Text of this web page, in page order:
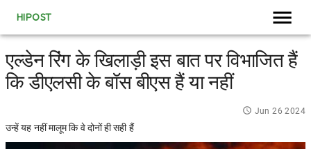
HIPOST
एल्डेन रिंग के खिलाड़ी इस बात पर विभाजित हैं
कि डीएलसी के बॉस बीएस हैं या नहीं
Jun 26 2024
उन्हें यह नहीं मालूम कि वे दोनों ही सही हैं